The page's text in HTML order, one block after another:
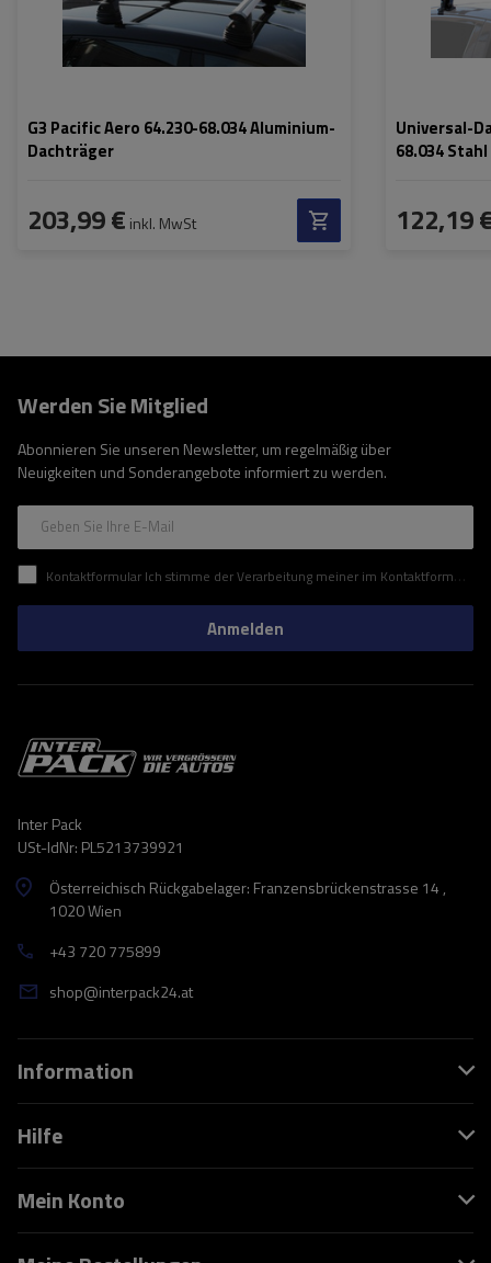
G3 Pacific Aero 64.230-68.034 Aluminium-
Dachträger
203,99 € inkl. MwSt
Universal-
68.034 Stahl
122,19
Werden Sie Mitglied
Abonnieren Sie unseren Newsletter, um regelmäßig über
Neuigkeiten und Sonderangebote informiert zu werden.
Geben Sie Ihre E-Mail
Kontaktformular Ich stimme der Verarbeitung meiner im Kontaktformular enthaltenen personenbezogenen Daten gemäß der Verordnung (EU) des Europäischen Parlaments und des Rates zu.
Anmelden
Inter Pack
USt-IdNr: PL5213739921
Österreichisch Rückgabelager: Franzensbrückenstrasse 14 ,
1020 Wien
+43 720 775899
shop@interpack24.at
Information
Hilfe
Mein Konto